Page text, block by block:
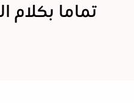
تماما بكلام